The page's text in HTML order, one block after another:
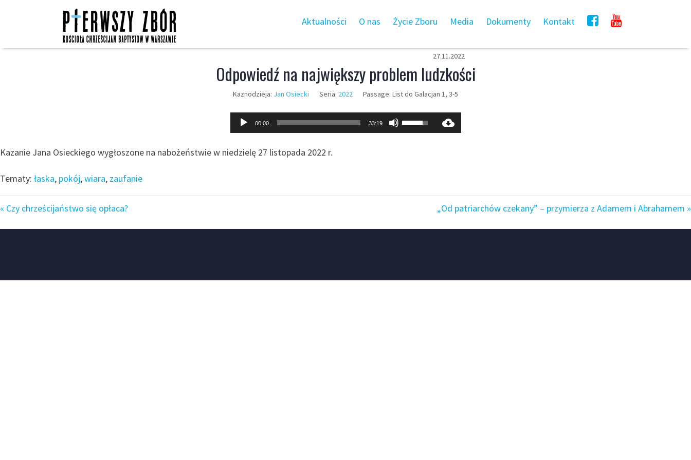
Aktualności O nas Życie Zboru Media Dokumenty Kontakt
27.11.2022
Odpowiedź na największy problem ludzkości
Kaznodzieja: Jan Osiecki Seria: 2022 Passage: List do Galacjan 1, 3-5
Odtwarzacz
plików
00:00 33:19
Używaj
strzałek
zwiększyć
Kazanie Jana Osieckiego wygłoszone na nabożeństwie w niedzielę 27 listopada 2022 r.
Tematy: łaska, pokój,wiara, zaufanie
« Czy chrześcijaństwo się opłaca? „Od patriarchów czekany” – przymierza z Adamem i Abrahamem »